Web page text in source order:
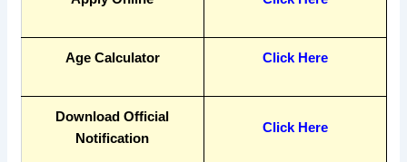
Age Calculator Click Here
Download Official
Notification
Click Here